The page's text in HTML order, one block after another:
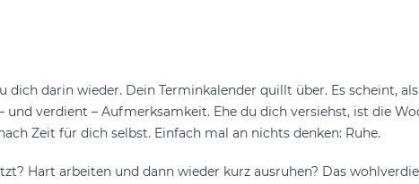
darin wieder. Dein Terminkalender quillt über. Es scheint,
und verdient – Aufmerksamkeit. Ehe du dich versiehst, ist die
Zeit für dich selbst. Einfach mal an nichts denken: Ruhe.
Hart arbeiten und dann wieder kurz ausruhen? Das